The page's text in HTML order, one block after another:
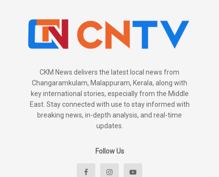
CKM News delivers the latest local news from
Changaramkulam, Malappuram, Kerala, along with
key international stories, especially from the Middle
East. Stay connected with use to stay informed with
breaking news, in-depth analysis, and real-time
updates.
Follow Us